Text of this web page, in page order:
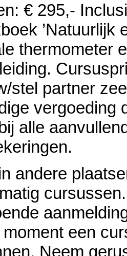
€ 295,-
’Natuurlijk
thermometer
stel partner
vergoeding
alle
andere
moment een
Neem